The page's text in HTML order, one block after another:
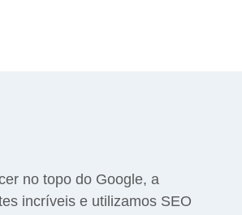
no topo do Google, a
incríveis e utilizamos SEO